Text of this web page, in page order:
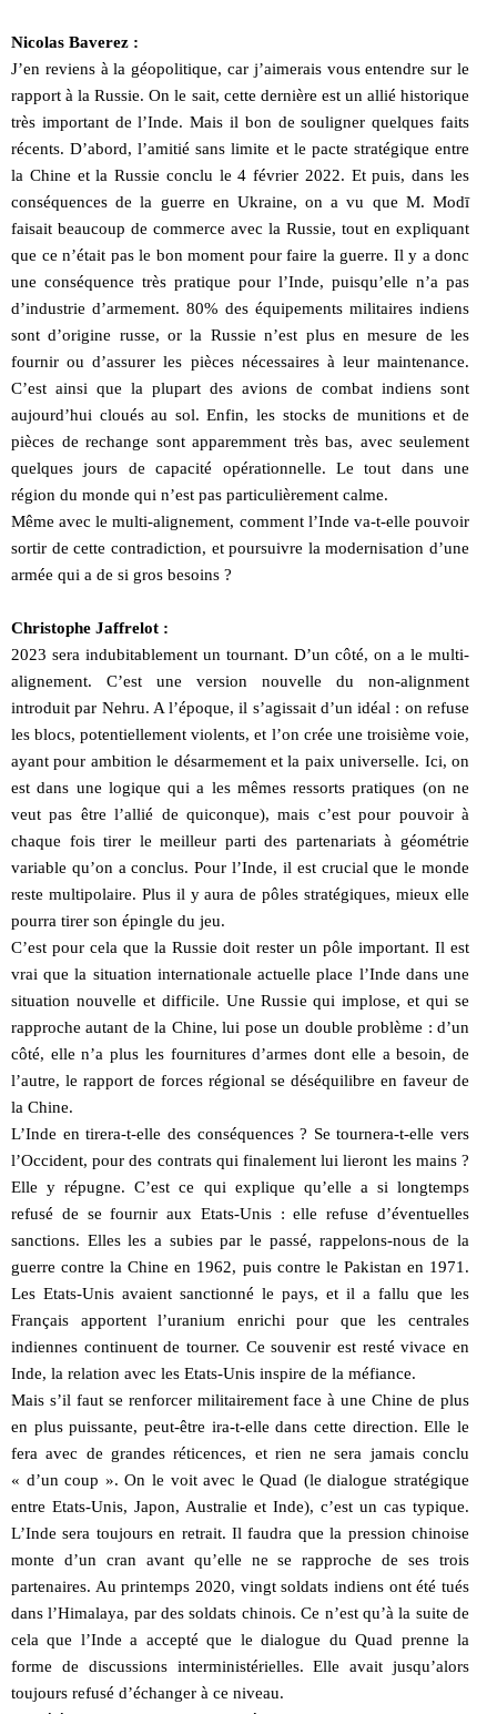
Nicolas Baverez :
J’en reviens à la géopolitique, car j’aimerais vous entendre sur le
rapport à la Russie. On le sait, cette dernière est un allié historique
très important de l’Inde. Mais il bon de souligner quelques faits
récents. D’abord, l’amitié sans limite et le pacte stratégique entre
la Chine et la Russie conclu le 4 février 2022. Et puis, dans les
conséquences de la guerre en Ukraine, on a vu que M. Modī
faisait beaucoup de commerce avec la Russie, tout en expliquant
que ce n’était pas le bon moment pour faire la guerre. Il y a donc
une conséquence très pratique pour l’Inde, puisqu’elle n’a pas
d’industrie d’armement. 80% des équipements militaires indiens
sont d’origine russe, or la Russie n’est plus en mesure de les
fournir ou d’assurer les pièces nécessaires à leur maintenance.
C’est ainsi que la plupart des avions de combat indiens sont
aujourd’hui cloués au sol. Enfin, les stocks de munitions et de
pièces de rechange sont apparemment très bas, avec seulement
quelques jours de capacité opérationnelle. Le tout dans une
région du monde qui n’est pas particulièrement calme.
Même avec le multi-alignement, comment l’Inde va-t-elle pouvoir
sortir de cette contradiction, et poursuivre la modernisation d’une
armée qui a de si gros besoins ?
Christophe Jaffrelot :
2023 sera indubitablement un tournant. D’un côté, on a le multi-
alignement. C’est une version nouvelle du non-alignment
introduit par Nehru. A l’époque, il s’agissait d’un idéal : on refuse
les blocs, potentiellement violents, et l’on crée une troisième voie,
ayant pour ambition le désarmement et la paix universelle. Ici, on
est dans une logique qui a les mêmes ressorts pratiques (on ne
veut pas être l’allié de quiconque), mais c’est pour pouvoir à
chaque fois tirer le meilleur parti des partenariats à géométrie
variable qu’on a conclus. Pour l’Inde, il est crucial que le monde
reste multipolaire. Plus il y aura de pôles stratégiques, mieux elle
pourra tirer son épingle du jeu.
C’est pour cela que la Russie doit rester un pôle important. Il est
vrai que la situation internationale actuelle place l’Inde dans une
situation nouvelle et difficile. Une Russie qui implose, et qui se
rapproche autant de la Chine, lui pose un double problème : d’un
côté, elle n’a plus les fournitures d’armes dont elle a besoin, de
l’autre, le rapport de forces régional se déséquilibre en faveur de
la Chine.
L’Inde en tirera-t-elle des conséquences ? Se tournera-t-elle vers
l’Occident, pour des contrats qui finalement lui lieront les mains ?
Elle y répugne. C’est ce qui explique qu’elle a si longtemps
refusé de se fournir aux Etats-Unis : elle refuse d’éventuelles
sanctions. Elles les a subies par le passé, rappelons-nous de la
guerre contre la Chine en 1962, puis contre le Pakistan en 1971.
Les Etats-Unis avaient sanctionné le pays, et il a fallu que les
Français apportent l’uranium enrichi pour que les centrales
indiennes continuent de tourner. Ce souvenir est resté vivace en
Inde, la relation avec les Etats-Unis inspire de la méfiance.
Mais s’il faut se renforcer militairement face à une Chine de plus
en plus puissante, peut-être ira-t-elle dans cette direction. Elle le
fera avec de grandes réticences, et rien ne sera jamais conclu
« d’un coup ». On le voit avec le Quad (le dialogue stratégique
entre Etats-Unis, Japon, Australie et Inde), c’est un cas typique.
L’Inde sera toujours en retrait. Il faudra que la pression chinoise
monte d’un cran avant qu’elle ne se rapproche de ses trois
partenaires. Au printemps 2020, vingt soldats indiens ont été tués
dans l’Himalaya, par des soldats chinois. Ce n’est qu’à la suite de
cela que l’Inde a accepté que le dialogue du Quad prenne la
forme de discussions interministérielles. Elle avait jusqu’alors
toujours refusé d’échanger à ce niveau.